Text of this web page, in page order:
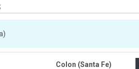
Colon (Santa Fe)